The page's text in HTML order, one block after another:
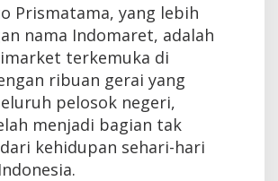
Prismatama, yang lebih
nama Indomaret, adalah
terkemuka di
ribuan gerai yang
pelosok negeri,
menjadi bagian tak
kehidupan sehari-hari